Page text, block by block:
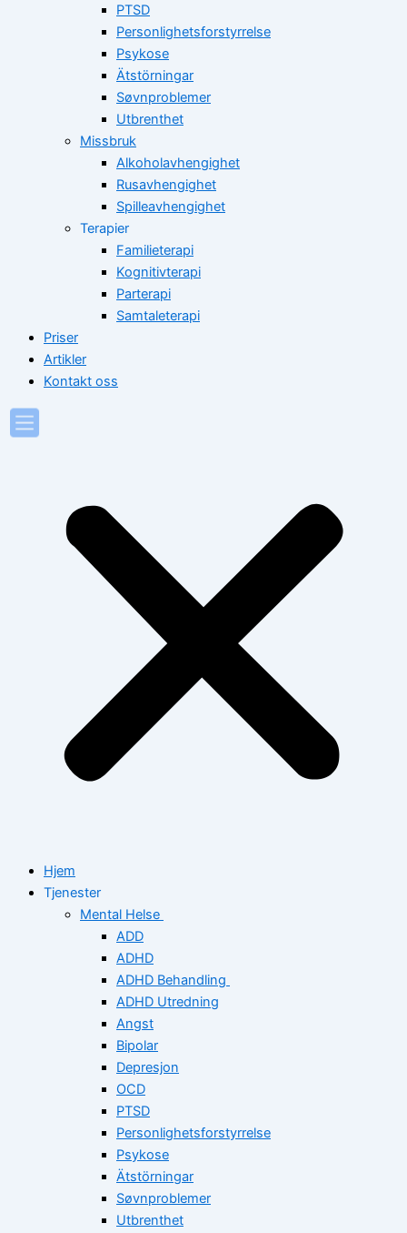
PTSD
Personlighetsforstyrrelse
Psykose
Ätstörningar
Søvnproblemer
Utbrenthet
Missbruk
Alkoholavhengighet
Rusavhengighet
Spilleavhengighet
Terapier
Familieterapi
Kognitivterapi
Parterapi
Samtaleterapi
Priser
Artikler
Kontakt oss
Hjem
Tjenester
Mental Helse
ADD
ADHD
ADHD Behandling
ADHD Utredning
Angst
Bipolar
Depresjon
OCD
PTSD
Personlighetsforstyrrelse
Psykose
Ätstörningar
Søvnproblemer
Utbrenthet